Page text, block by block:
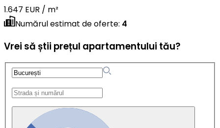
1.647 EUR / m²
Numărul estimat de oferte: 4
Vrei să știi prețul apartamentului tău?